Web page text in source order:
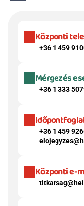
Központi
+36 1 459
Mérgezés
+36 1 333
+36 1 459
Központi e-